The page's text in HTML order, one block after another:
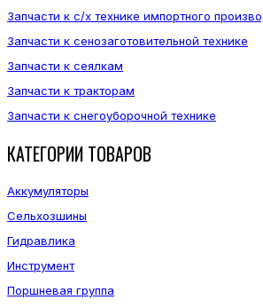
Запчасти к с/х технике импортного
Запчасти к сенозаготовительной технике
Запчасти к сеялкам
Запчасти к тракторам
Запчасти к снегоуборочной технике
КАТЕГОРИИ ТОВАРОВ
Аккумуляторы
Сельхозшины
Гидравлика
Инструмент
Поршневая группа